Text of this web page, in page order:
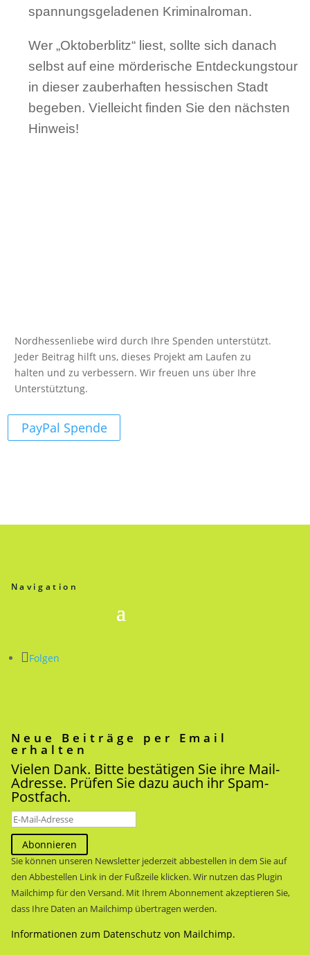
spannungsgeladenen Kriminalroman.
Wer „Oktoberblitz“ liest, sollte sich danach
selbst auf eine mörderische Entdeckungstour
in dieser zauberhaften hessischen Stadt
begeben. Vielleicht finden Sie den nächsten
Hinweis!
Nordhessenliebe wird durch Ihre Spenden unterstützt.
Jeder Beitrag hilft uns, dieses Projekt am Laufen zu
halten und zu verbessern. Wir freuen uns über Ihre
Unterstütztung.
PayPal Spende
Navigation
Folgen
Neue Beiträge per Email
erhalten
Vielen Dank. Bitte bestätigen Sie ihre Mail-
Adresse. Prüfen Sie dazu auch ihr Spam-
Postfach.
Abonnieren
Sie können unseren Newsletter jederzeit abbestellen in dem Sie auf
den Abbestellen Link in der Fußzeile klicken. Wir nutzen das Plugin
Mailchimp für den Versand. Mit Ihrem Abonnement akzeptieren Sie,
dass Ihre Daten an Mailchimp übertragen werden.
Informationen zum Datenschutz von Mailchimp.